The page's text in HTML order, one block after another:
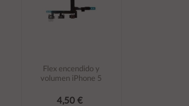
Flex encendido y
volumen iPhone 5
4,50 €